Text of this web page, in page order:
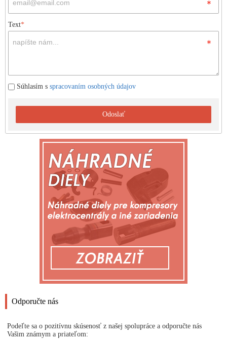
Odporučte nás
Podeľte sa o pozitívnu skúsenosť z našej spolupráce a odporučte nás
Vašim známym a priateľom:
Text*
Súhlasím s spracovaním osobných údajov
Odoslať